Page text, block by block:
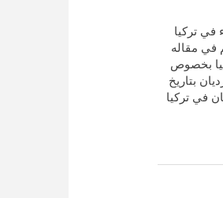
في تركيا
في مقاله
بخصوص
بتاريخ
في تركيا